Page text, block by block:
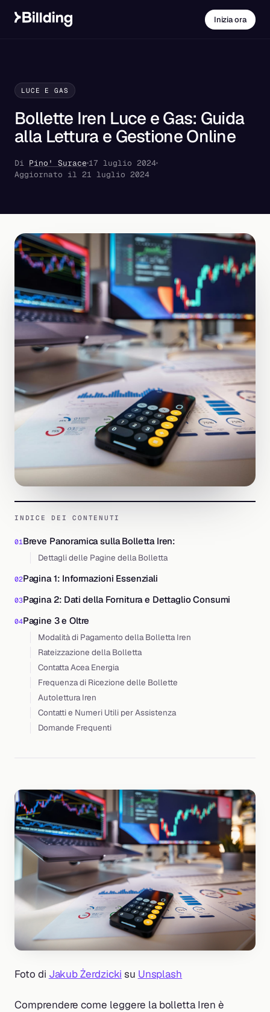
Inizia ora
LUCE E GAS
Bollette Iren Luce e Gas: Guida
alla Lettura e Gestione Online
Di Pino' Surace 17 luglio 2024
Aggiornato il 21 luglio 2024
INDICE DEI CONTENUTI
Breve Panoramica sulla Bolletta Iren:
Dettagli delle Pagine della Bolletta
Pagina 1: Informazioni Essenziali
Pagina 2: Dati della Fornitura e Dettaglio Consumi
Pagine 3 e Oltre
Modalità di Pagamento della Bolletta Iren
Rateizzazione della Bolletta
Contatta Acea Energia
Frequenza di Ricezione delle Bollette
Autolettura Iren
Contatti e Numeri Utili per Assistenza
Domande Frequenti
Foto di Jakub Żerdzicki su Unsplash
Comprendere come leggere la bolletta Iren è